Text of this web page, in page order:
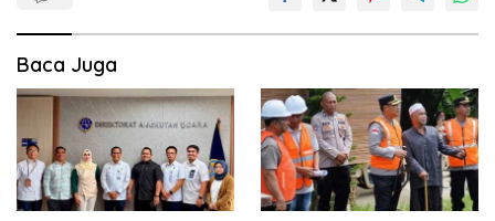
Baca Juga